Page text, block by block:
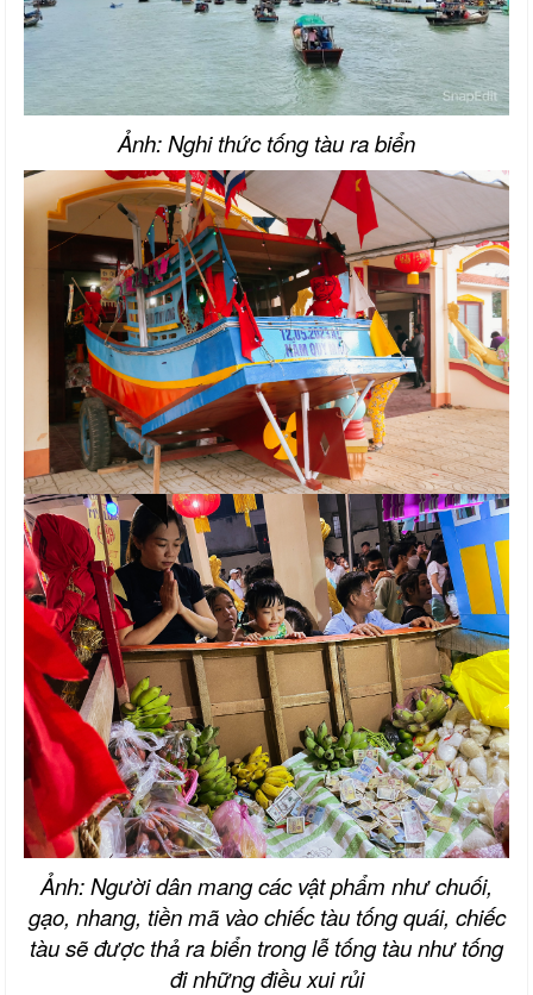
Ảnh: Nghi thức tống tàu ra biển
Ảnh: Người dânmang các vật phẩm như chuối,
gạo, nhang, tiền mãvào chiếc tàu tống quái, chiếc
tàusẽ được thả ra biển trong lễ tống tàu như tống
đi những điều xuirủi